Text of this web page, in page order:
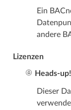
Ein
andere
Lizenzen
Heads-up!
Dieser